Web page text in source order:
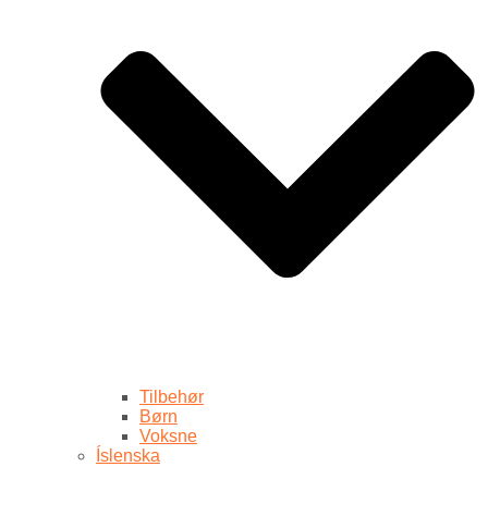
Tilbehør
Børn
Voksne
Íslenska